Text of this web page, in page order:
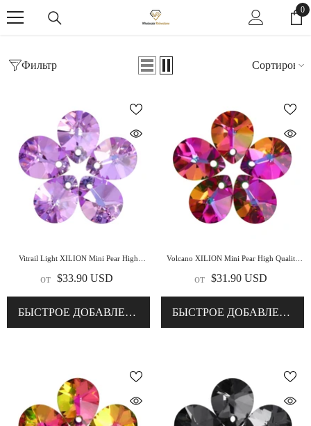
0
0
Подвески Страза XILION Mini Pear
Фильтр Сортировка
Vitrail Light XILION Mini Pear High
от $33.90 USD
БЫСТРОЕ ДОБАВЛЕНИЕ
Volcano XILION Mini Pear High Quality
от $31.90 USD
БЫСТРОЕ ДОБАВЛЕНИЕ